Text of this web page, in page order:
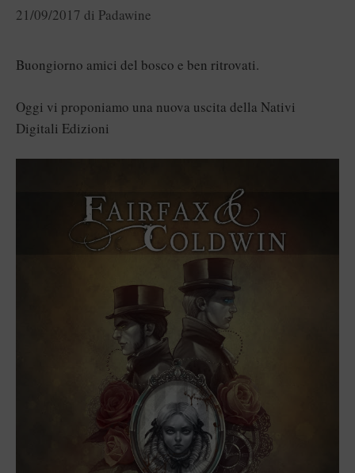
21/09/2017 di Padawine
Buongiorno amici del bosco e ben ritrovati.
Oggi vi proponiamo una nuova uscita della Nativi
Digitali Edizioni